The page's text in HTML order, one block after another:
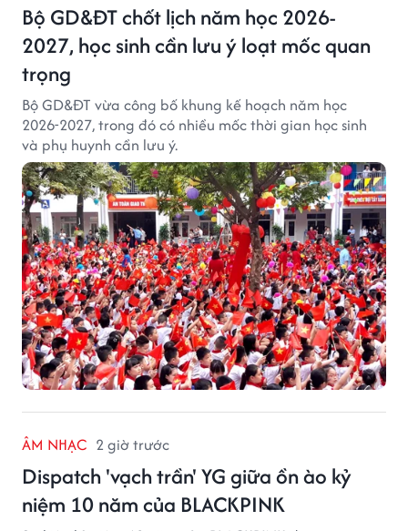
Bộ GD&ĐT chốt lịch năm học 2026-
2027, học sinh cần lưu ý loạt mốc quan
trọng
Bộ GD&ĐT vừa công bố khung kế hoạch năm học
2026-2027, trong đó có nhiều mốc thời gian học sinh
và phụ huynh cần lưu ý.
ÂM NHẠC 2 giờ trước
Dispatch 'vạch trần' YG giữa ồn ào kỷ
niệm 10 năm của BLACKPINK